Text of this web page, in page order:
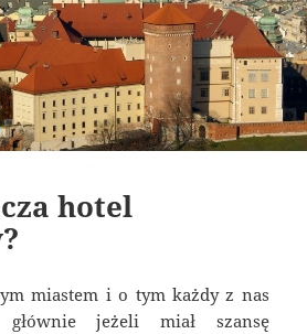
hotel
miastem i o tym każdy z nas
jeżeli miał szansę